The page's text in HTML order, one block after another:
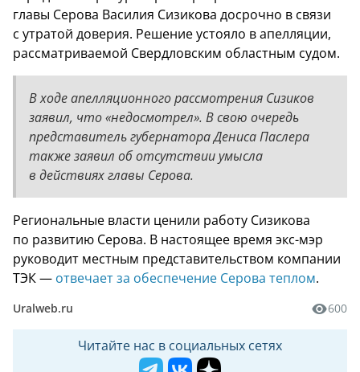
главы Серова Василия Сизикова досрочно в связи
с утратой доверия. Решение устояло в апелляции,
рассматриваемой Свердловским областным судом.
В ходе апелляционного рассмотрения Сизиков
заявил, что «недосмотрел». В свою очередь
представитель губернатора Дениса Паслера
также заявил об отсутствии умысла
в действиях главы Серова.
Региональные власти ценили работу Сизикова
по развитию Серова. В настоящее время экс-мэр
руководит местным представительством компании
ТЭК — отвечает за обеспечение Серова теплом.
Uralweb.ru 600
Читайте нас в социальных сетях